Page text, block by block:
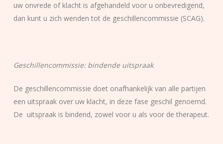
uw onvrede of klacht is afgehandeld voor u onbevredigend,
dan kunt u zich wenden tot de geschillencommissie (SCAG).
Geschillencommissie: bindende uitspraak
De geschillencommissie doet onafhankelijk van alle partijen
een uitspraak over uw klacht, in deze fase geschil genoemd.
De uitspraak is bindend, zowel voor u als voor de therapeut.